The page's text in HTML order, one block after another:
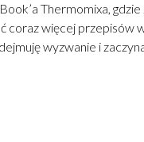
Thermomixa,
coraz więcej przepisów
wyzwanie i